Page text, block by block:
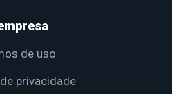
de uso
privacidade